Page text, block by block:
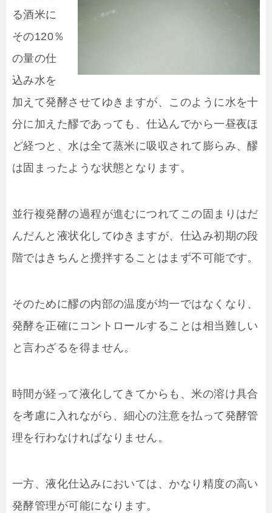
る酒米に
その120％
の量の仕
込み水を
加えて発酵させてゆきますが、このように水を十
分に加えた醪であっても、仕込んでから一昼夜ほ
ど経つと、水は全て蒸米に吸収されて膨らみ、醪
は固まったような状態となります。
並行複発酵の過程が進むにつれてこの固まりはだ
んだんと液状化してゆきますが、仕込み初期の段
階ではきちんと攪拌することはまず不可能です。
そのために醪の内部の温度が均一ではなくなり、
発酵を正確にコントロールすることは相当難しい
と言わざるを得ません。
時間が経って液化してきてからも、米の溶け具合
を考慮に入れながら、細心の注意を払って発酵管
理を行わなければなりません。
一方、液化仕込みにおいては、かなり精度の高い
発酵管理が可能になります。